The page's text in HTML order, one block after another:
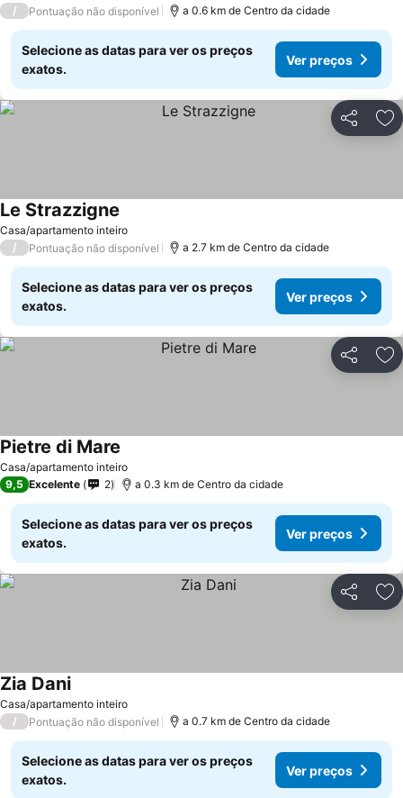
/ Pontuação não disponível a 0.6 km de Centro da cidade
Selecione as datas para ver os preços
exatos.
Ver preços
Partilhar
Casa/apartamento inteiro
Le Strazzigne
/ Pontuação não disponível a 2.7 km de Centro da cidade
Selecione as datas para ver os preços
exatos.
Ver preços
Partilhar
Casa/apartamento inteiro
Pietre di Mare
9,5 Excelente 2 a 0.3 km de Centro da cidade
Selecione as datas para ver os preços
exatos.
Ver preços
Partilhar
Casa/apartamento inteiro
Zia DaniVer preços
/ Pontuação não disponível a 0.7 km de Centro da cidade
Selecione as datas para ver os preços
exatos.
Ver preços